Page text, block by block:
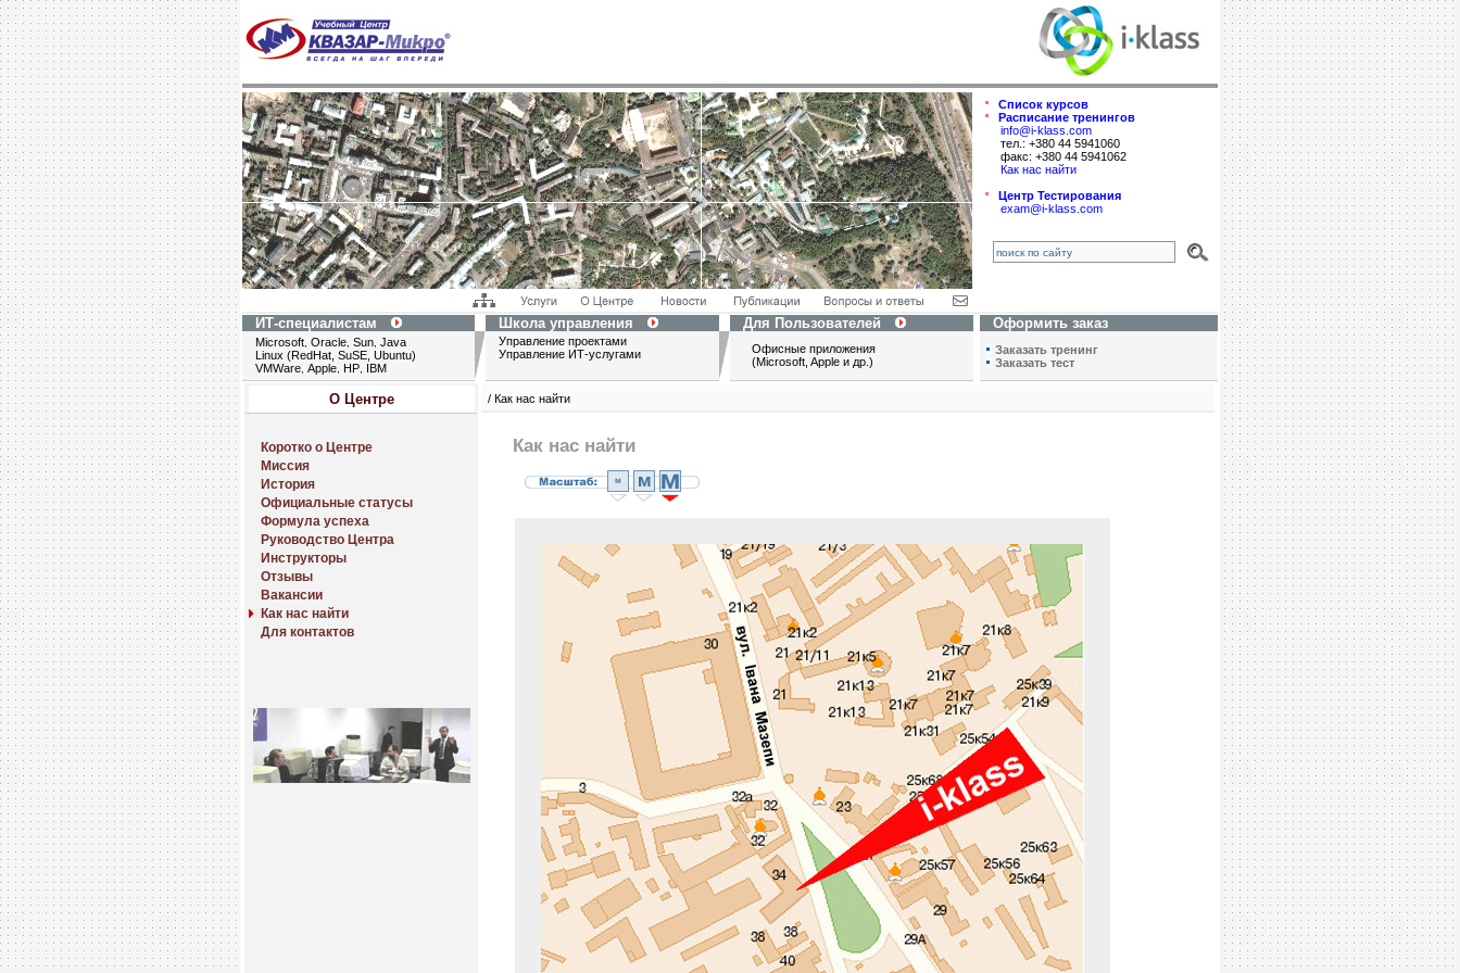
Список курсов
Расписание тренингов
info@i-klass.com
тел.: +380 44 5941060
факс: +380 44 5941062
Как нас найти
Центр Тестирования
exam@i-klass.com
ИТ-специалистам Школа управления Для Пользователей Оформить заказ
Microsoft Oracle Sun Java
Linux (RedHat, SuSE, Ubuntu)
VMWare Apple HP IBM
Управление проектами
Управление ИТ-услугами
Офисные приложения
(Microsoft, Apple и др.)
Заказать тренинг
Заказать тест
О Центре
Коротко о Центре
Миссия
История
Официальные статусы
Формула успеха
Руководство Центра
Инструкторы
Отзывы
Вакансии
Как нас найти
Для контактов
/ Как нас найти
Как нас найти